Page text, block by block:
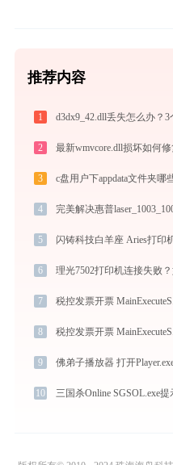
推荐内容
1 d3dx9_42.dll丢失怎么办？
2 最新wmvcore.dll损坏如何修
3 c盘用户下appdata文件夹哪
4
5 闪铸科技白羊座 Aries打印
6 理光7502打印机连接失败
7
8 税控发票开票
9 佛弟子播放器 打开
10 三国杀Online SGSOL.exe